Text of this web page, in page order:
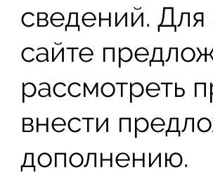
сведений.
сайте
рассмотреть
внести
дополнению.